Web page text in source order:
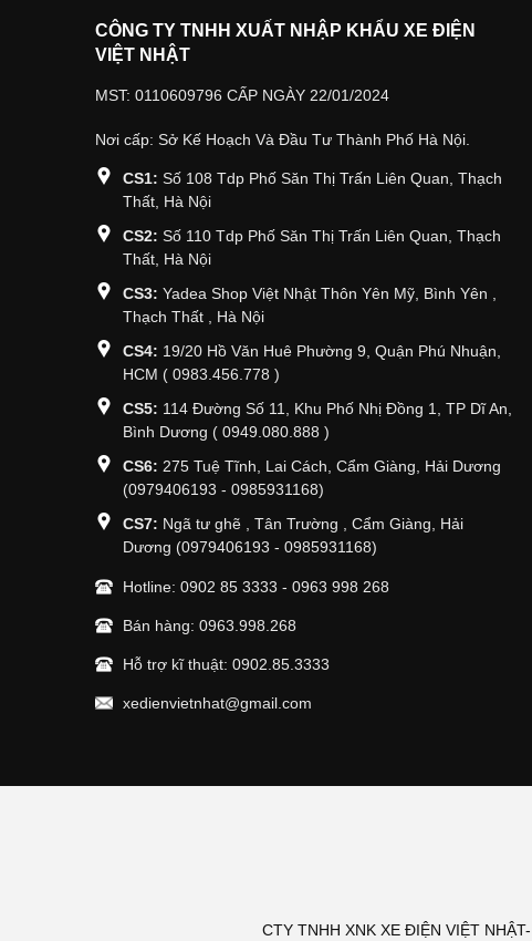
CÔNG TY TNHH XUẤT NHẬP KHẨU XE ĐIỆN
VIỆT NHẬT
MST: 0110609796 CẤP NGÀY 22/01/2024
Nơi cấp: Sở Kế Hoạch Và Đầu Tư Thành Phố Hà Nội.
CS1: Số 108 Tdp Phố Săn Thị Trấn Liên Quan, Thạch
Thất, Hà Nội
CS2: Số 110 Tdp Phố Săn Thị Trấn Liên Quan, Thạch
Thất, Hà Nội
CS3: Yadea Shop Việt Nhật Thôn Yên Mỹ, Bình Yên ,
Thạch Thất , Hà Nội
CS4: 19/20 Hồ Văn Huê Phường 9, Quận Phú Nhuận,
HCM ( 0983.456.778 )
CS5: 114 Đường Số 11, Khu Phố Nhị Đồng 1, TP Dĩ An,
Bình Dương ( 0949.080.888 )
CS6: 275 Tuệ Tĩnh, Lai Cách, Cẩm Giàng, Hải Dương
(0979406193 - 0985931168)
CS7: Ngã tư ghẽ , Tân Trường , Cẩm Giàng, Hải
Dương (0979406193 - 0985931168)
Hotline: 0902 85 3333 - 0963 998 268
Bán hàng: 0963.998.268
Hỗ trợ kĩ thuật: 0902.85.3333
xedienvietnhat@gmail.com
CTY TNHH XNK XE ĐIỆN VIỆT